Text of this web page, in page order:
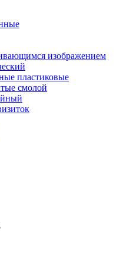
изображением
пластиковые
смолой